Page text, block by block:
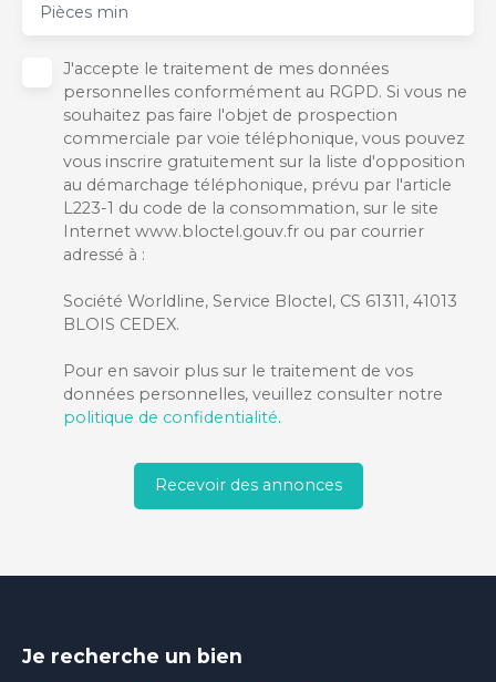
Pièces min
J'accepte le traitement de mes données
personnelles conformément au RGPD. Si vous ne
souhaitez pas faire l'objet de prospection
commerciale par voie téléphonique, vous pouvez
vous inscrire gratuitement sur la liste d'opposition
au démarchage téléphonique, prévu par l'article
L223-1 du code de la consommation, sur le site
Internet www.bloctel.gouv.fr ou par courrier
adressé à :
Société Worldline, Service Bloctel, CS 61311, 41013
BLOIS CEDEX.
Pour en savoir plus sur le traitement de vos
données personnelles, veuillez consulter notre
politique de confidentialité.
Recevoir des annonces
Je recherche un bien